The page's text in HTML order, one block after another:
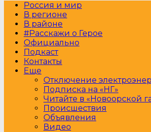
Россия и мир
В регионе
В районе
#Расскажи о Герое
Официально
Подкаст
Контакты
Еще
Отключение
Подписка на «НГ»
Читайте в «Новоорской
Происшествия
Объявления
Видео